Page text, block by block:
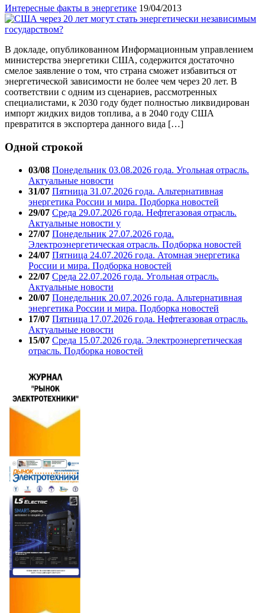
Интересные факты в энергетике 19/04/2013
В докладе, опубликованном Информационным управлением
министерства энергетики США, содержится достаточно
смелое заявление о том, что страна сможет избавиться от
энергетической зависимости не более чем через 20 лет. В
соответствии с одним из сценариев, рассмотренных
специалистами, к 2030 году будет полностью ликвидирован
импорт жидких видов топлива, а в 2040 году США
превратится в экспортера данного вида […]
Одной строкой
03/08 Понедельник 03.08.2026 года. Угольная отрасль.
Актуальные новости
31/07 Пятница 31.07.2026 года. Альтернативная
энергетика России и мира. Подборка новостей
29/07 Среда 29.07.2026 года. Нефтегазовая отрасль.
Актуальные новости у
27/07 Понедельник 27.07.2026 года.
Электроэнергетическая отрасль. Подборка новостей
24/07 Пятница 24.07.2026 года. Атомная энергетика
России и мира. Подборка новостей
22/07 Среда 22.07.2026 года. Угольная отрасль.
Актуальные новости
20/07 Понедельник 20.07.2026 года. Альтернативная
энергетика России и мира. Подборка новостей
17/07 Пятница 17.07.2026 года. Нефтегазовая отрасль.
Актуальные новости
15/07 Среда 15.07.2026 года. Электроэнергетическая
отрасль. Подборка новостей